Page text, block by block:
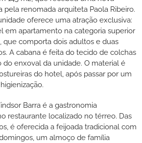
pela renomada arquiteta Paola Ribeiro.
oferece uma atração exclusiva:
em apartamento na categoria superior
comporta dois adultos e duas
A cabana é feita do tecido de colchas
do enxoval da unidade. O material é
do hotel, após passar por um
Barra é a gastronomia
restaurante localizado no térreo. Das
é oferecida a feijoada tradicional com
um almoço de família